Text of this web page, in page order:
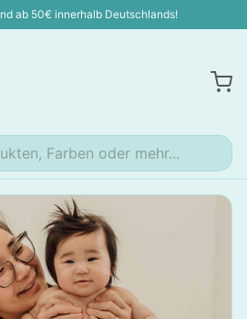
ab 50€ innerhalb Deutschlands!